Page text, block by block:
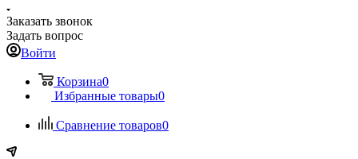
Заказать звонок
Задать вопрос
Войти
Корзина0
Избранные товары0
Сравнение товаров0